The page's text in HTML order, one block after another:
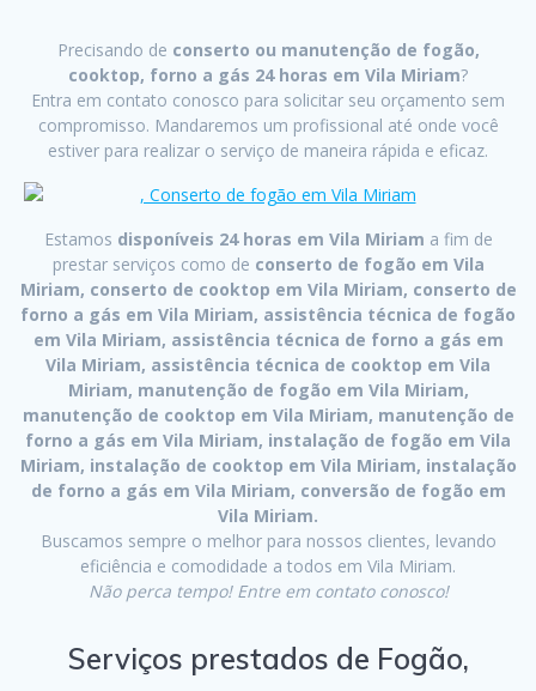
Precisando de conserto ou manutenção de fogão,
cooktop, forno a gás 24 horas em Vila Miriam?
Entra em contato conosco para solicitar seu orçamento sem
compromisso. Mandaremos um profissional até onde você
estiver para realizar o serviço de maneira rápida e eficaz.
Estamos disponíveis 24 horas em Vila Miriam a fim de
prestar serviços como de conserto de fogão em Vila
Miriam, conserto de cooktop em Vila Miriam, conserto de
forno a gás em Vila Miriam, assistência técnica de fogão
em Vila Miriam, assistência técnica de forno a gás em
Vila Miriam, assistência técnica de cooktop em Vila
Miriam, manutenção de fogão em Vila Miriam,
manutenção de cooktop em Vila Miriam, manutenção de
forno a gás em Vila Miriam, instalação de fogão em Vila
Miriam, instalação de cooktop em Vila Miriam, instalação
de forno a gás em Vila Miriam, conversão de fogão em
Vila Miriam.
Buscamos sempre o melhor para nossos clientes, levando
eficiência e comodidade a todos em Vila Miriam.
Não perca tempo! Entre em contato conosco!
Serviços prestados de Fogão,